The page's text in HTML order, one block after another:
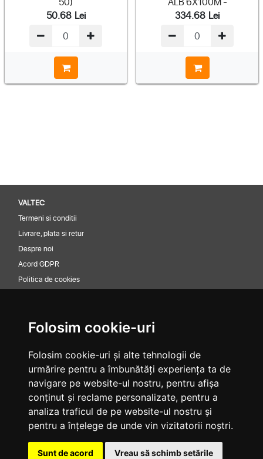
Folosim cookie-uri
Folosim cookie-uri și alte tehnologii de
urmărire pentru a îmbunătăți experiența ta de
navigare pe website-ul nostru, pentru afișa
conținut și reclame personalizate, pentru a
analiza traficul de pe website-ul nostru și
pentru a înțelege de unde vin vizitatorii noștri.
Sunt de acord Vreau să schimb setările
50.68 Lei
(HK0980307)
334.68 Lei
VALTEC
Termeni si conditii
Livrare, plata si retur
Despre noi
Acord GDPR
Politica de cookies
ISO 9001 + 14001 – IQNET
CONTACT
Valtec Premium Lubricants
Adresa: Sos Odaii 105-107 Sector 1 Bucuresti
Telefon: +40 21 352 38 32
Email: office@valtec.ro
ABONARE LA NOUTATI